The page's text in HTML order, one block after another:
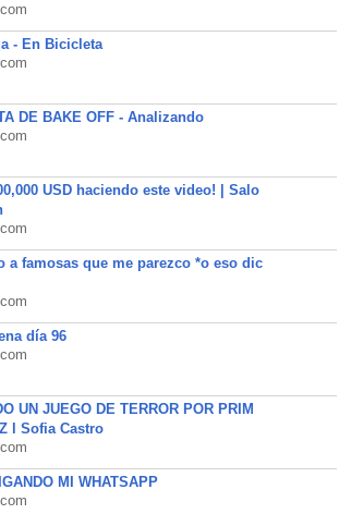
- En Bicicleta
DE BAKE OFF - Analizando
USD haciendo este video! | Salo
a famosas que me parezco *o eso dic
día 96
UN JUEGO DE TERROR POR PRIM
l Sofia Castro
MI WHATSAPP